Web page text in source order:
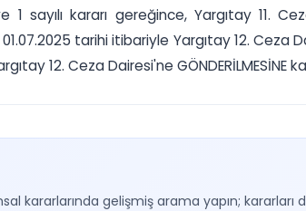
1 sayılı kararı gereğince, Yargıtay 11.
tarihi itibariyle Yargıtay 12.
12. Ceza Dairesi'ne GÖNDERİLMESİNE
kararlarında gelişmiş arama yapın;